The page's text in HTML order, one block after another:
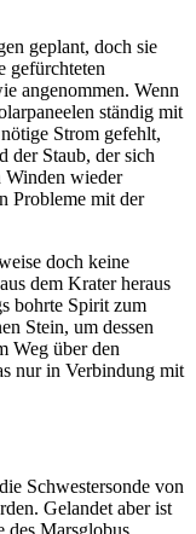
geplant, doch sie
gefürchteten
angenommen. Wenn
ständig mit
Strom gefehlt,
der Staub, der sich
Winden wieder
Probleme mit der
doch keine
dem Krater heraus
bohrte Spirit zum
Stein, um dessen
Weg über den
nur in Verbindung mit
Schwestersonde von
Gelandet aber ist
des Marsglobus.